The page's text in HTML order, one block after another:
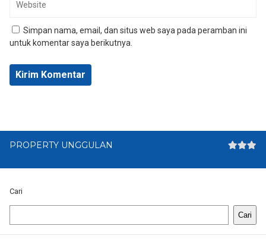
Simpan nama, email, dan situs web saya pada peramban ini
untuk komentar saya berikutnya.
PROPERTY UNGGULAN
Cari
Cari